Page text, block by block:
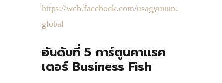
https://web.facebook.com/usagyuuun.
global
อันดับที่ 5 การ์ตูนคาเเรค
เตอร์ Business Fish